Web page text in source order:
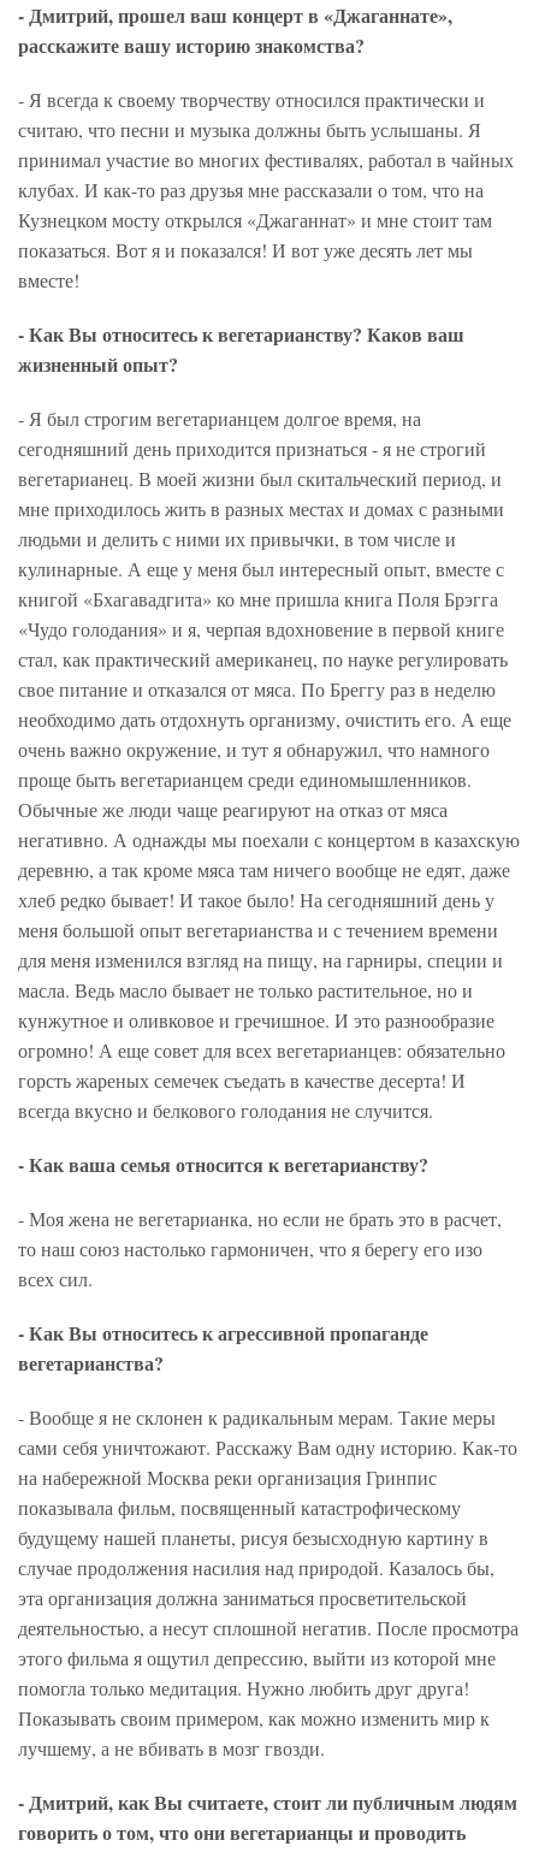
- Дмитрий, прошел ваш концерт в «Джаганнате»,
расскажите вашу историю знакомства?
- Я всегда к своему творчеству относился практически и
считаю, что песни и музыка должны быть услышаны. Я
принимал участие во многих фестивалях, работал в чайных
клубах. И как-то раз друзья мне рассказали о том, что на
Кузнецком мосту открылся «Джаганнат» и мне стоит там
показаться. Вот я и показался! И вот уже десять лет мы
вместе!
- Как Вы относитесь к вегетарианству? Каков ваш
жизненный опыт?
- Я был строгим вегетарианцем долгое время, на
сегодняшний день приходится признаться - я не строгий
вегетарианец. В моей жизни был скитальческий период, и
мне приходилось жить в разных местах и домах с разными
людьми и делить с ними их привычки, в том числе и
кулинарные. А еще у меня был интересный опыт, вместе с
книгой «Бхагавадгита» ко мне пришла книга Поля Брэгга
«Чудо голодания» и я, черпая вдохновение в первой книге
стал, как практический американец, по науке регулировать
свое питание и отказался от мяса. По Бреггу раз в неделю
необходимо дать отдохнуть организму, очистить его. А еще
очень важно окружение, и тут я обнаружил, что намного
проще быть вегетарианцем среди единомышленников.
Обычные же люди чаще реагируют на отказ от мяса
негативно. А однажды мы поехали с концертом в казахскую
деревню, а так кроме мяса там ничего вообще не едят, даже
хлеб редко бывает! И такое было! На сегодняшний день у
меня большой опыт вегетарианства и с течением времени
для меня изменился взгляд на пищу, на гарниры, специи и
масла. Ведь масло бывает не только растительное, но и
кунжутное и оливковое и гречишное. И это разнообразие
огромно! А еще совет для всех вегетарианцев: обязательно
горсть жареных семечек съедать в качестве десерта! И
всегда вкусно и белкового голодания не случится.
- Как ваша семья относится к вегетарианству?
- Моя жена не вегетарианка, но если не брать это в расчет,
то наш союз настолько гармоничен, что я берегу его изо
всех сил.
- Как Вы относитесь к агрессивной пропаганде
вегетарианства?
- Вообще я не склонен к радикальным мерам. Такие меры
сами себя уничтожают. Расскажу Вам одну историю. Как-то
на набережной Москва реки организация Гринпис
показывала фильм, посвященный катастрофическому
будущему нашей планеты, рисуя безысходную картину в
случае продолжения насилия над природой. Казалось бы,
эта организация должна заниматься просветительской
деятельностью, а несут сплошной негатив. После просмотра
этого фильма я ощутил депрессию, выйти из которой мне
помогла только медитация. Нужно любить друг друга!
Показывать своим примером, как можно изменить мир к
лучшему, а не вбивать в мозг гвозди.
- Дмитрий, как Вы считаете, стоит ли публичным людям
говорить о том, что они вегетарианцы и проводить